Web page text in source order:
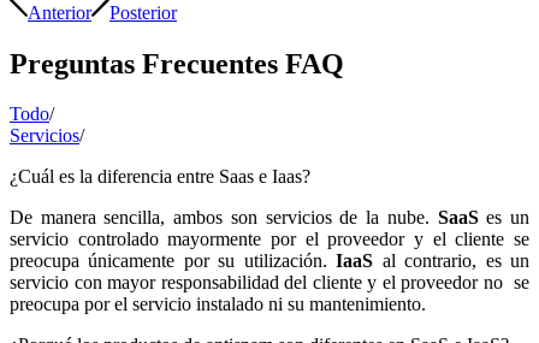
Anterior Posterior
Preguntas Frecuentes FAQ
Todo/
Servicios/
¿Cuál es la diferencia entre Saas e Iaas?
De manera sencilla, ambos son servicios de la nube. SaaSes un
servicio controlado mayormente por el proveedor y el cliente se
preocupa únicamente por su utilización.IaaS al contrario, es un
servicio con mayor responsabilidad del cliente y el proveedor no se
preocupa por el servicio instalado ni su mantenimiento.